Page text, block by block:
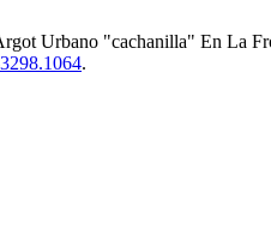
Urbano "cachanilla" En La
.